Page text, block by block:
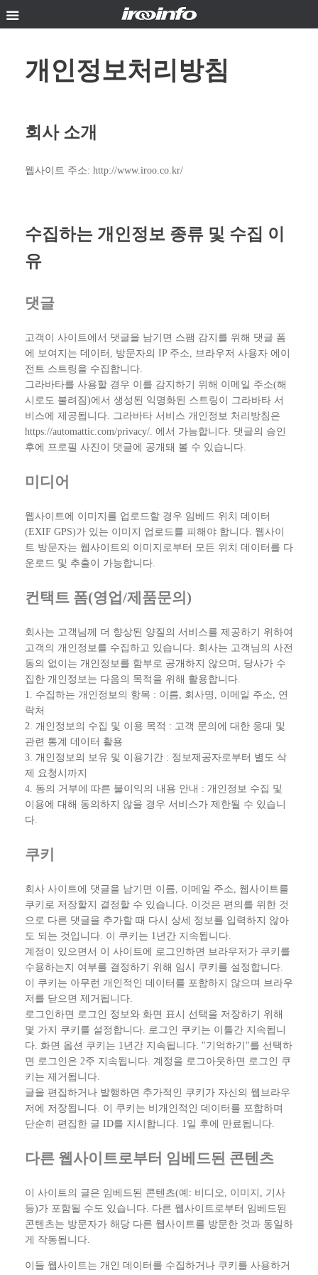
content개인정보처리방침
회사 소개
웹사이트 주소: http://www.iroo.co.kr/
수집하는 개인정보 종류 및 수집 이
유
댓글
고객이 사이트에서 댓글을 남기면 스팸 감지를 위해 댓글 폼
에 보여지는 데이터, 방문자의 IP 주소, 브라우저 사용자 에이
전트 스트링을 수집합니다.
그라바타를 사용할 경우 이를 감지하기 위해 이메일 주소(해
시로도 불려짐)에서 생성된 익명화된 스트링이 그라바타 서
비스에 제공됩니다. 그라바타 서비스 개인정보 처리방침은
https://automattic.com/privacy/. 에서 가능합니다. 댓글의 승인
후에 프로필 사진이 댓글에 공개돼 볼 수 있습니다.
미디어
웹사이트에 이미지를 업로드할 경우 임베드 위치 데이터
(EXIF GPS)가 있는 이미지 업로드를 피해야 합니다. 웹사이
트 방문자는 웹사이트의 이미지로부터 모든 위치 데이터를 다
운로드 및 추출이 가능합니다.
컨택트 폼(영업/제품문의)
회사는 고객님께 더 향상된 양질의 서비스를 제공하기 위하여
고객의 개인정보를 수집하고 있습니다. 회사는 고객님의 사전
동의 없이는 개인정보를 함부로 공개하지 않으며, 당사가 수
집한 개인정보는 다음의 목적을 위해 활용합니다.
1. 수집하는 개인정보의 항목 : 이름, 회사명, 이메일 주소, 연
락처
2. 개인정보의 수집 및 이용 목적 : 고객 문의에 대한 응대 및
관련 통계 데이터 활용
3. 개인정보의 보유 및 이용기간 : 정보제공자로부터 별도 삭
제 요청시까지
4. 동의 거부에 따른 불이익의 내용 안내 : 개인정보 수집 및
이용에 대해 동의하지 않을 경우 서비스가 제한될 수 있습니
다.
쿠키
회사 사이트에 댓글을 남기면 이름, 이메일 주소, 웹사이트를
쿠키로 저장할지 결정할 수 있습니다. 이것은 편의를 위한 것
으로 다른 댓글을 추가할 때 다시 상세 정보를 입력하지 않아
도 되는 것입니다. 이 쿠키는 1년간 지속됩니다.
계정이 있으면서 이 사이트에 로그인하면 브라우저가 쿠키를
수용하는지 여부를 결정하기 위해 임시 쿠키를 설정합니다.
이 쿠키는 아무런 개인적인 데이터를 포함하지 않으며 브라우
저를 닫으면 제거됩니다.
로그인하면 로그인 정보와 화면 표시 선택을 저장하기 위해
몇 가지 쿠키를 설정합니다. 로그인 쿠키는 이틀간 지속됩니
다. 화면 옵션 쿠키는 1년간 지속됩니다. "기억하기"를 선택하
면 로그인은 2주 지속됩니다. 계정을 로그아웃하면 로그인 쿠
키는 제거됩니다.
글을 편집하거나 발행하면 추가적인 쿠키가 자신의 웹브라우
저에 저장됩니다. 이 쿠키는 비개인적인 데이터를 포함하며
단순히 편집한 글 ID를 지시합니다. 1일 후에 만료됩니다.
다른 웹사이트로부터 임베드된 콘텐츠
이 사이트의 글은 임베드된 콘텐츠(예: 비디오, 이미지, 기사
등)가 포함될 수도 있습니다. 다른 웹사이트로부터 임베드된
콘텐츠는 방문자가 해당 다른 웹사이트를 방문한 것과 동일하
게 작동됩니다.
이들 웹사이트는 개인 데이터를 수집하거나 쿠키를 사용하거